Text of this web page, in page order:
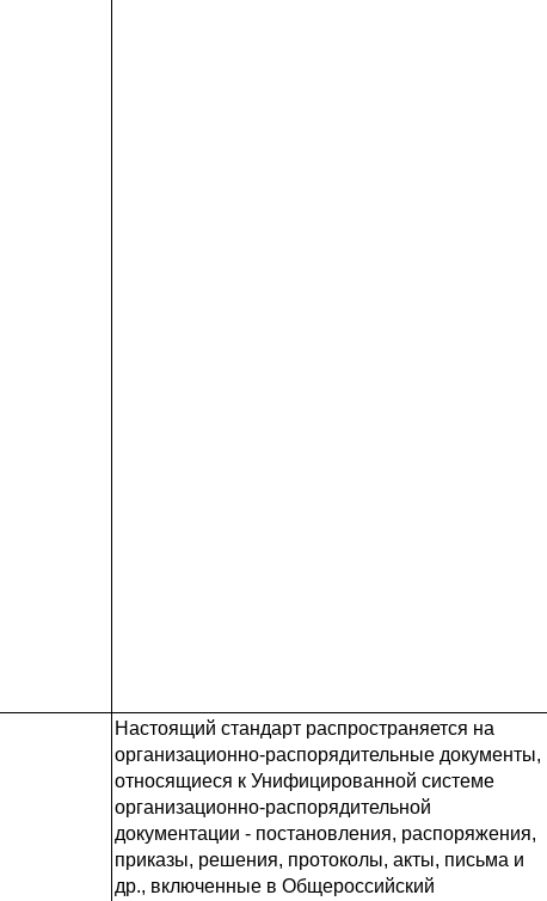
Настоящий стандарт распространяется на
организационно-распорядительные документы,
относящиеся к Унифицированной системе
организационно-распорядительной
документации - постановления, распоряжения,
приказы, решения, протоколы, акты, письма и
др., включенные в Общероссийский